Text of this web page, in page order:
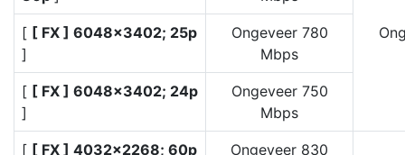
[ [ FX ] 6048×3402; 25p
]
Ongeveer 780
Mbps
[ [ FX ] 6048×3402; 24p
]
Ongeveer 750
Mbps
[ [ FX ] 4032×2268; 60p
Ongeveer 830